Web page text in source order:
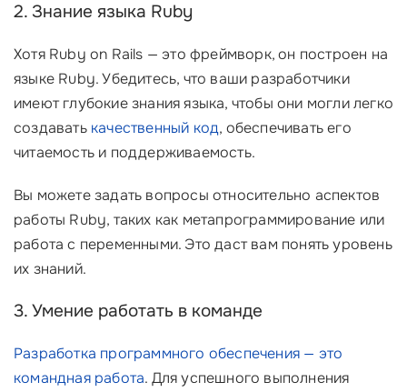
2. Знание языка Ruby
Хотя Ruby on Rails — это фреймворк, он построен на
языке Ruby. Убедитесь, что ваши разработчики
имеют глубокие знания языка, чтобы они могли легко
создавать качественный код, обеспечивать его
читаемость и поддерживаемость.
Вы можете задать вопросы относительно аспектов
работы Ruby, таких как метапрограммирование или
работа с переменными. Это даст вам понять уровень
их знаний.
3. Умение работать в команде
Разработка программного обеспечения — это
командная работа. Для успешного выполнения